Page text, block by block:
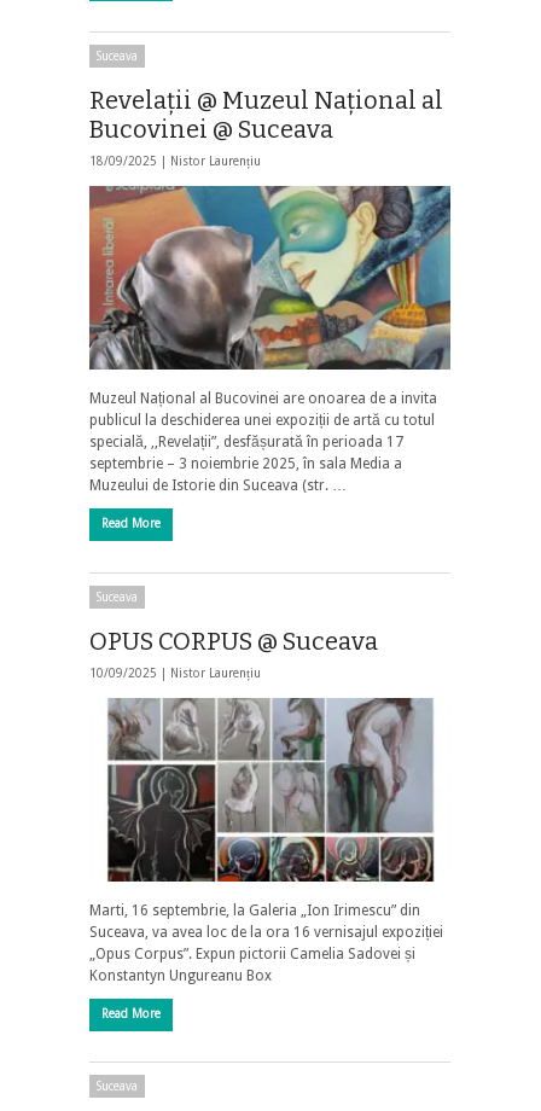
Suceava
Revelații @ Muzeul Național al
Bucovinei @ Suceava
18/09/2025 | Nistor Laurențiu
Muzeul Național al Bucovinei are onoarea de a invita
publicul la deschiderea unei expoziții de artă cu totul
specială, ,,Revelații”, desfășurată în perioada 17
septembrie – 3 noiembrie 2025, în sala Media a
Muzeului de Istorie din Suceava (str. …
Read More
Suceava
OPUS CORPUS @ Suceava
10/09/2025 | Nistor Laurențiu
Marti, 16 septembrie, la Galeria „Ion Irimescu” din
Suceava, va avea loc de la ora 16 vernisajul expoziției
„Opus Corpus”. Expun pictorii Camelia Sadovei și
Konstantyn Ungureanu Box
Read More
Suceava